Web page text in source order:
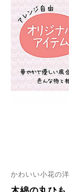
かわいい小花の